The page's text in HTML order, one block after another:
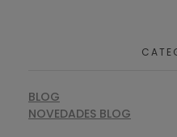
BLOG
NOVEDADES BLOG